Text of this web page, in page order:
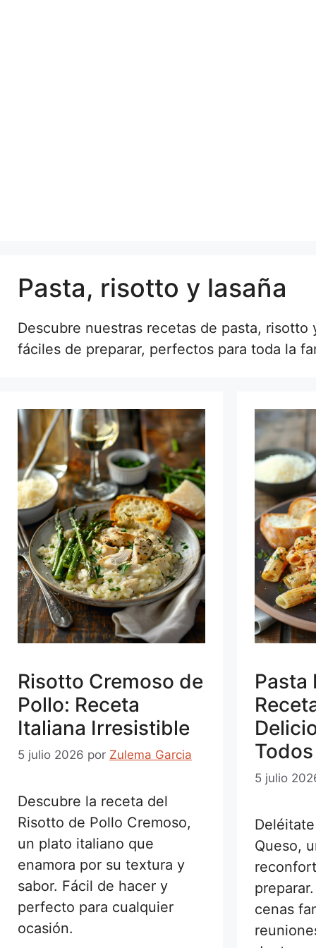
Pasta, risotto y lasaña
Descubre nuestras recetas de pasta,
fáciles de preparar, perfectos para toda la
Risotto Cremoso de
Pollo: Receta
Italiana Irresistible
5 julio 2026 por Zulema Garcia
Descubre la receta del
Risotto de Pollo Cremoso,
un plato italiano que
enamora por su textura y
sabor. Fácil de hacer y
perfecto para cualquier
ocasión.
Pasta
Todos
5 julio
Queso,
cenas